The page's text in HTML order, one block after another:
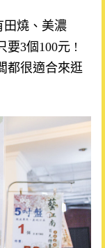
田燒、美濃
要3個100元 !
都很適合來逛